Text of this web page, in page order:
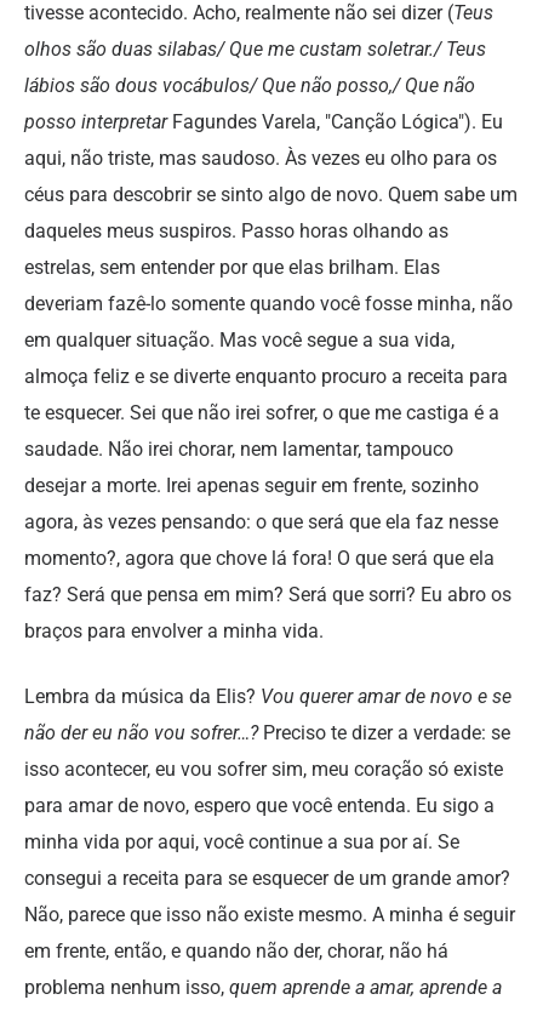
tivesse acontecido. Acho, realmente não sei dizer (Teus
olhos são duas silabas/ Que me custam soletrar./ Teus
lábios são dous vocábulos/ Que não posso,/ Que não
posso interpretarFagundes Varela, "Canção Lógica"). Eu
aqui, não triste, mas saudoso. Às vezes eu olho para os
céus para descobrir se sinto algo de novo. Quem sabe um
daqueles meus suspiros. Passo horas olhando as
estrelas, sem entender por que elas brilham. Elas
deveriam fazê-lo somente quando você fosse minha, não
em qualquer situação. Mas você segue a sua vida,
almoça feliz e se diverte enquanto procuro a receita para
te esquecer. Sei que não irei sofrer, o que me castiga é a
saudade. Não irei chorar, nem lamentar, tampouco
desejar a morte. Irei apenas seguir em frente, sozinho
agora, às vezes pensando: o que será que ela faz nesse
momento?, agora que chove lá fora! O que será que ela
faz? Será que pensa em mim? Será que sorri? Eu abro os
braços para envolver a minha vida.
Lembra da música da Elis? Vou querer amar de novo e se
não der eu não vou sofrer…?Preciso te dizer a verdade: se
isso acontecer, eu vou sofrer sim, meu coração só existe
para amar de novo, espero que você entenda. Eu sigo a
minha vida por aqui, você continue a sua por aí. Se
consegui a receita para se esquecer de um grande amor?
Não, parece que isso não existe mesmo. A minha é seguir
em frente, então, e quando não der, chorar, não há
problema nenhum isso, quem aprende a amar, aprende a